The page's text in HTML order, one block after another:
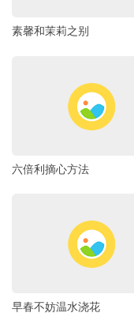
素馨和茉莉之别
六倍利摘心方法
早春不妨温水浇花